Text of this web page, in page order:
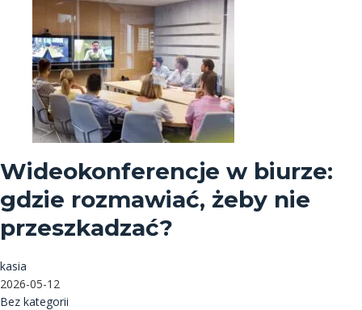
Wideokonferencje w biurze:
gdzie rozmawiać, żeby nie
przeszkadzać?
kasia
2026-05-12
Bez kategorii